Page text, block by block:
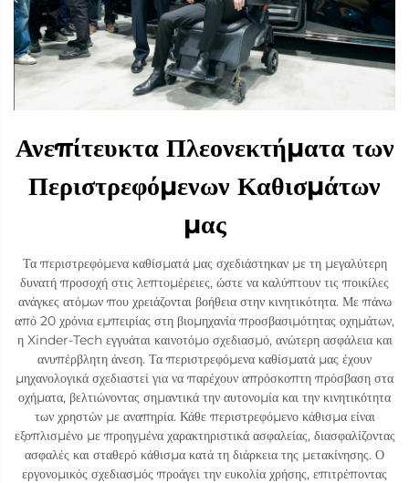
Ανεπίτευκτα Πλεονεκτήματα των
Περιστρεφόμενων Καθισμάτων
μας
Τα περιστρεφόμενα καθίσματά μας σχεδιάστηκαν με τη μεγαλύτερη
δυνατή προσοχή στις λεπτομέρειες, ώστε να καλύπτουν τις ποικίλες
ανάγκες ατόμων που χρειάζονται βοήθεια στην κινητικότητα. Με πάνω
από 20 χρόνια εμπειρίας στη βιομηχανία προσβασιμότητας οχημάτων,
η Xinder-Tech εγγυάται καινοτόμο σχεδιασμό, ανώτερη ασφάλεια και
ανυπέρβλητη άνεση. Τα περιστρεφόμενα καθίσματά μας έχουν
μηχανολογικά σχεδιαστεί για να παρέχουν απρόσκοπτη πρόσβαση στα
οχήματα, βελτιώνοντας σημαντικά την αυτονομία και την κινητικότητα
των χρηστών με αναπηρία. Κάθε περιστρεφόμενο κάθισμα είναι
εξοπλισμένο με προηγμένα χαρακτηριστικά ασφαλείας, διασφαλίζοντας
ασφαλές και σταθερό κάθισμα κατά τη διάρκεια της μετακίνησης. Ο
εργονομικός σχεδιασμός προάγει την ευκολία χρήσης, επιτρέποντας